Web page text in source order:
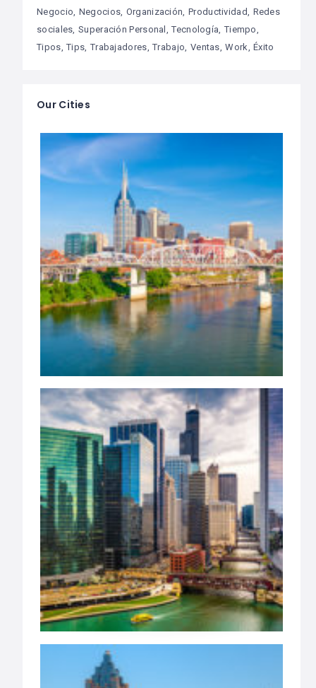
Negocio Negocios Organización Productividad Redes
sociales Superación Personal Tecnología Tiempo
Tipos Tips Trabajadores Trabajo Ventas Work Éxito
Our Cities